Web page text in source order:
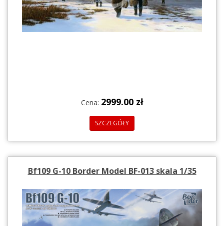
Cena: 2999.00 zł
SZCZEGÓŁY
Bf109 G-10 Border Model BF-013 skala 1/35